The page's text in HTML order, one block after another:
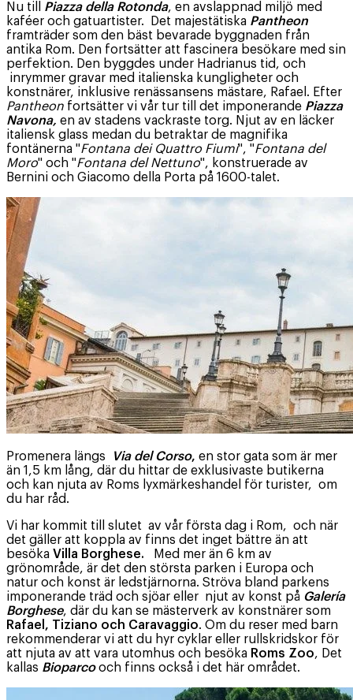
Nu till Piazza della Rotonda, en avslappnad miljö med
kaféer och gatuartister. Det majestätiska Pantheon
framträder som den bäst bevarade byggnaden från
antika Rom. Den fortsätter att fascinera besökare med sin
perfektion. Den byggdes under Hadrianus tid, och
inrymmer gravar med italienska kungligheter och
konstnärer, inklusive renässansens mästare, Rafael. Efter
Pantheon fortsätter vi vår tur till det imponerande Piazza
Navona, en av stadens vackraste torg. Njut av en läcker
italiensk glass medan du betraktar de magnifika
fontänerna "Fontana dei Quattro Fiumi", "Fontana del
Moro" och "Fontana del Nettuno", konstruerade av
Bernini och Giacomo della Porta på 1600-talet.
Promenera längs Via del Corso, en stor gata som är mer
än 1,5 km lång, där du hittar de exklusivaste butikerna
och kan njuta av Roms lyxmärkeshandel för turister, om
du har råd.
Vi har kommit till slutet av vår första dag i Rom, och när
det gäller att koppla av finns det inget bättre än att
besöka Villa Borghese. Med mer än 6 km av
grönområde, är det den största parken i Europa och
natur och konst är ledstjärnorna. Ströva bland parkens
imponerande träd och sjöar eller njut av konst på Galería
Borghese, där du kan se mästerverk av konstnärer som
Rafael, Tiziano och Caravaggio. Om du reser med barn
rekommenderar vi att du hyr cyklar eller rullskridskor för
att njuta av att vara utomhus och besöka Roms Zoo, Det
kallas Bioparcooch finns också i det här området.